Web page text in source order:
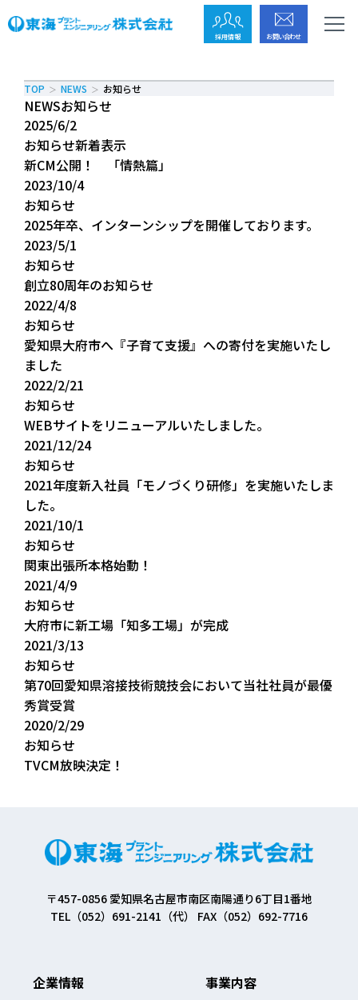
採用情報 お問い合わせ
TOP NEWS お知らせ
NEWSお知らせ
2025/6/2
お知らせ新着表示
新CM公開！ 「情熱篇」
2023/10/4
お知らせ
2025年卒、インターンシップを開催しております。
2023/5/1
お知らせ
創立80周年のお知らせ
2022/4/8
お知らせ
愛知県大府市へ『子育て支援』への寄付を実施いたし
ました
2022/2/21
お知らせ
WEBサイトをリニューアルいたしました。
2021/12/24
お知らせ
2021年度新入社員「モノづくり研修」を実施いたしま
した。
2021/10/1
お知らせ
関東出張所本格始動！
2021/4/9
お知らせ
大府市に新工場「知多工場」が完成
2021/3/13
お知らせ
第70回愛知県溶接技術競技会において当社社員が最優
秀賞受賞
2020/2/29
お知らせ
TVCM放映決定！
〒457-0856 愛知県名古屋市南区南陽通り6丁目1番地
TEL（052）691-2141（代） FAX（052）692-7716
企業情報 事業内容